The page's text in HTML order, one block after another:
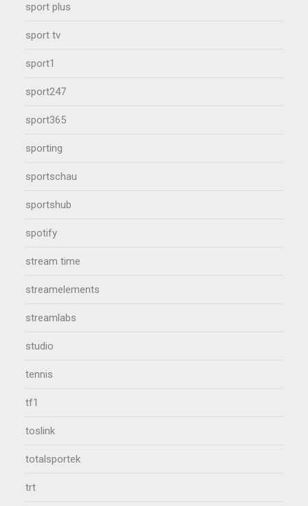
sport plus
sport tv
sport1
sport247
sport365
sporting
sportschau
sportshub
spotify
stream time
streamelements
streamlabs
studio
tennis
tf1
toslink
totalsportek
trt